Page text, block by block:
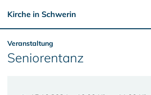
Kirche in Schwerin
Veranstaltung
Seniorentanz